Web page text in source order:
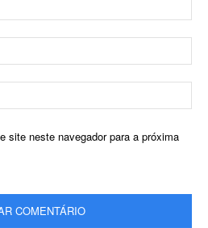
site neste navegador para a próxima